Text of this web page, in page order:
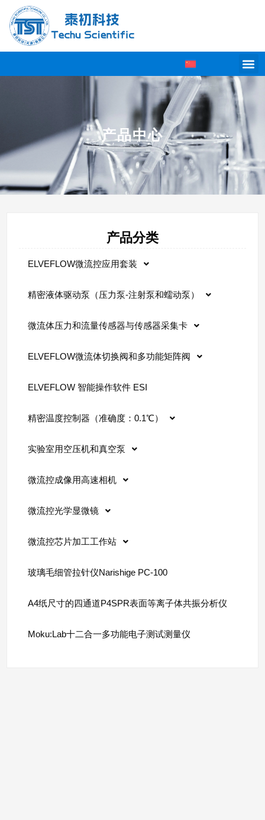
产品中心
产品分类
ELVEFLOW微流控应用套装
精密液体驱动泵（压力泵-注射泵和蠕动泵）
微流体压力和流量传感器与传感器采集卡
ELVEFLOW微流体切换阀和多功能矩阵阀
ELVEFLOW 智能操作软件 ESI
精密温度控制器（准确度：0.1℃）
实验室用空压机和真空泵
微流控成像用高速相机
微流控光学显微镜
微流控芯片加工工作站
玻璃毛细管拉针仪Narishige PC-100
A4纸尺寸的四通道P4SPR表面等离子体共振分析仪
Moku:Lab十二合一多功能电子测试测量仪